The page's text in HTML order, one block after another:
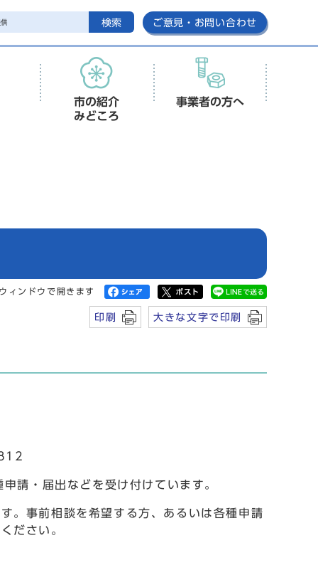
検索 ご意見・お問い合わせ
市の紹介
みどころ
事業者の方へ
ィンドウで開きます
印刷 大きな文字で印刷
請・届出などを受け付けています。
。事前相談を希望する方、あるいは各種申請
ださい。